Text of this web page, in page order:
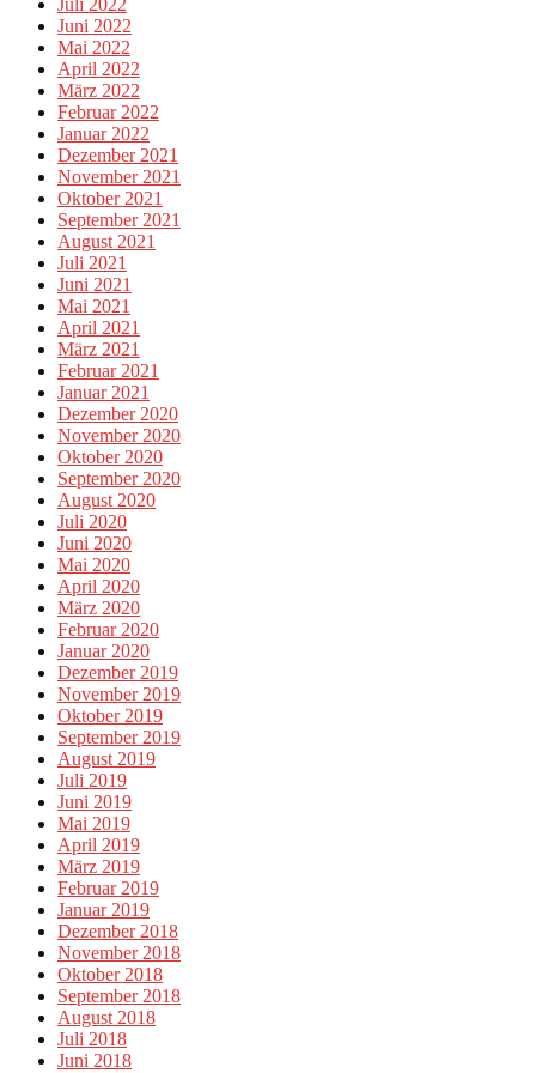
Juli 2022
Juni 2022
Mai 2022
April 2022
März 2022
Februar 2022
Januar 2022
Dezember 2021
November 2021
Oktober 2021
September 2021
August 2021
Juli 2021
Juni 2021
Mai 2021
April 2021
März 2021
Februar 2021
Januar 2021
Dezember 2020
November 2020
Oktober 2020
September 2020
August 2020
Juli 2020
Juni 2020
Mai 2020
April 2020
März 2020
Februar 2020
Januar 2020
Dezember 2019
November 2019
Oktober 2019
September 2019
August 2019
Juli 2019
Juni 2019
Mai 2019
April 2019
März 2019
Februar 2019
Januar 2019
Dezember 2018
November 2018
Oktober 2018
September 2018
August 2018
Juli 2018
Juni 2018